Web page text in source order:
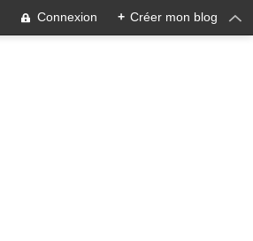
Connexion + Créer mon blog